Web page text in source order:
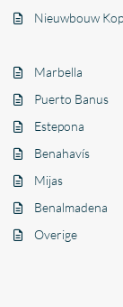
Nieuwbouw
Marbella
Puerto Banus
Estepona
Benahavís
Mijas
Benalmadena
Overige